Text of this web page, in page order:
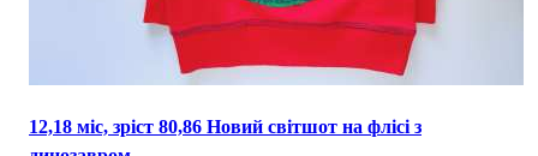
12,18 міс, зріст 80,86 Новий світшот на флісі з